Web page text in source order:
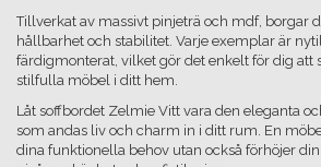
Tillverkat av massivt pinjeträ och mdf, borgar
hållbarhet och stabilitet. Varje exemplar är
färdigmonterat, vilket gör det enkelt för dig att
stilfulla möbel i ditt hem.
Låt soffbordet Zelmie Vitt vara den eleganta
som andas liv och charm in i ditt rum. En
dina funktionella behov utan också förhöjer